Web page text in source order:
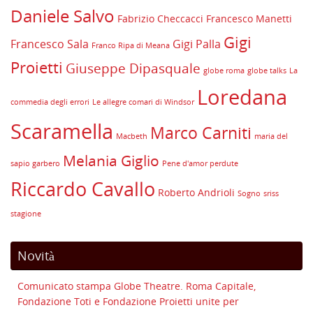
Daniele Salvo Fabrizio Checcacci Francesco Manetti
Francesco Sala Franco Ripa di Meana Gigi Palla Gigi
Proietti Giuseppe Dipasquale globe roma globe talks La
commedia degli errori Le allegre comari di Windsor Loredana
Scaramella Macbeth Marco Carniti maria del
sapio garbero Melania Giglio Pene d'amor perdute
Riccardo Cavallo Roberto Andrioli Sogno sriss
stagione
Novità
Comunicato stampa Globe Theatre. Roma Capitale,
Fondazione Toti e Fondazione Proietti unite per